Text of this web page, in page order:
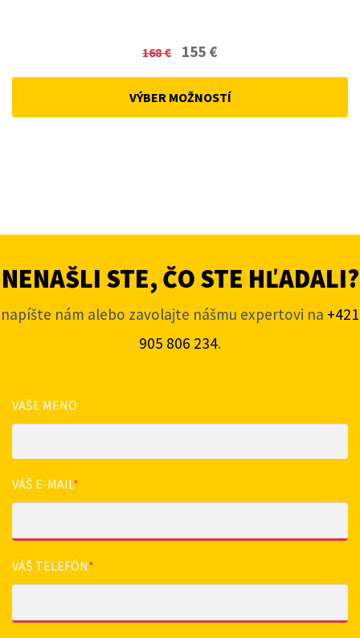
168€
Original
was:
155 €Current
VÝBER MOŽNOSTÍ
NENAŠLI STE, ČO STE HĽADALI?
napíšte nám alebo zavolajte nášmu expertovi na +421
905 806 234.
VAŠE MENO
VÁŠ E-MAIL*
VÁŠ TELEFÓN*